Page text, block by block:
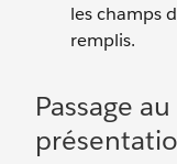
les champs
remplis.
Passage